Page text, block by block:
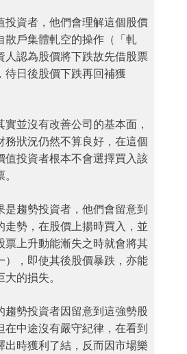
投資者，他們會理解這個股價
散戶集體軋空的操作（「軋
人認為股價將下跌故先借股票
待日後股價下跌再回補獲
實並沒有改善公司的基本面，
務狀況仍然不算良好，在這個
值投資者根本不會選擇買入該
是趨勢投資者，他們會留意到
走勢，在股價上揚時買入，並
票上升動能漸失之時就會將其
），即使其後股價暴跌，亦能
的損失。
趨勢投資者因留意到這強勢股
在中途沒有嚴守紀律，在看到
出時獲利了結，反而因市場樂